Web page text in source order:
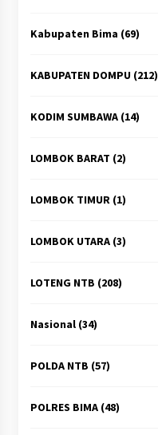
Kabupaten Bima (69)
KABUPATEN DOMPU(212)
KODIM SUMBAWA(14)
LOMBOK BARAT (2)
LOMBOK TIMUR(1)
LOMBOK UTARA(3)
LOTENG NTB (208)
Nasional(34)
POLDA NTB (57)
POLRES BIMA(48)